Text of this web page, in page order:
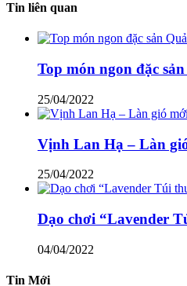
Tin liên quan
Top món ngon đặc
25/04/2022
Vịnh Lan Hạ – Làn
25/04/2022
Dạo chơi “Lavender
04/04/2022
Tin Mới